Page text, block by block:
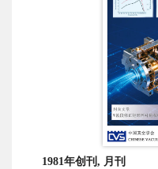
1981年创刊, 月刊